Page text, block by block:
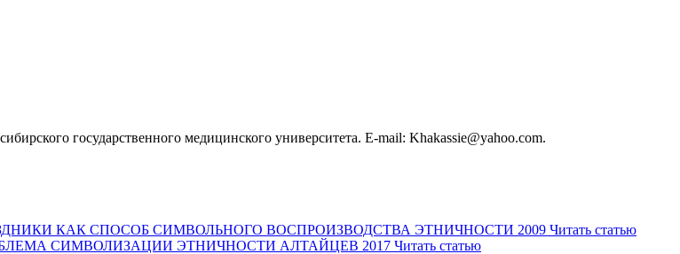
государственного медицинского университета. E-mail: Khakassie@yahoo.com.
КАК СПОСОБ СИМВОЛЬНОГО ВОСПРОИЗВОДСТВА ЭТНИЧНОСТИ 2009 Читать статью
СИМВОЛИЗАЦИИ ЭТНИЧНОСТИ АЛТАЙЦЕВ 2017 Читать статью